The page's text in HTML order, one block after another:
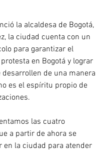
la alcaldesa de Bogotá,
la ciudad cuenta con un
para garantizar el
en Bogotá y lograr
desarrollen de una manera
es el espíritu propio de
las cuatro
a partir de ahora se
en la ciudad para atender